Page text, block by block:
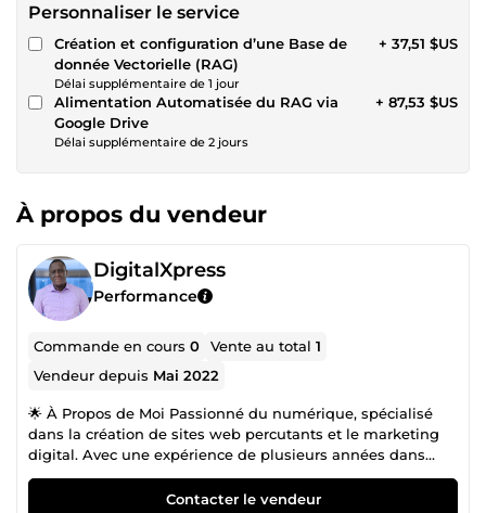
Personnaliser le service
Création et configuration d’une Base de
donnée Vectorielle (RAG)
Délai supplémentaire de 1 jour
+ 37,51 $US
Alimentation Automatisée du RAG via
Google Drive
Délai supplémentaire de 2 jours
+ 87,53 $US
À propos du vendeur
DigitalXpress
Performance
Commande en cours0 Vente au total1
Vendeur depuis Mai 2022
🌟 À Propos de Moi Passionné du numérique, spécialisé
dans la création de sites web percutants et le marketing
digital. Avec une expérience de plusieurs années dans
l'industrie, j'ai aidé de nombreuses entreprises et
entrepreneurs à réussir leur présence en ligne. 💼 Mes
Contacter le vendeur